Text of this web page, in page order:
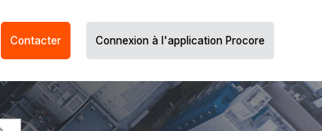
Contacter Connexion à l'application Procore